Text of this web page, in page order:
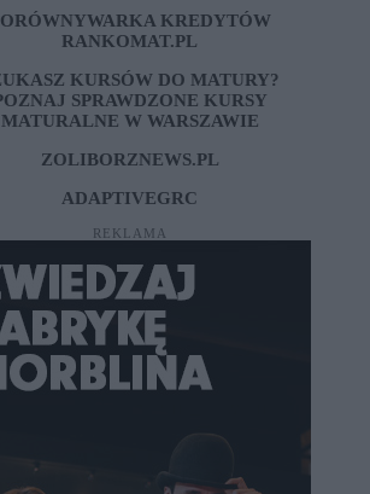
KREDYTÓW
RANKOMAT.PL
KURSÓW DO MATURY?
SPRAWDZONE KURSY
MATURALNE W WARSZAWIE
ZOLIBORZNEWS.PL
ADAPTIVEGRC
REKLAMA